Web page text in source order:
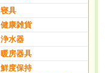
寝具
健康雑貨
浄水器
暖房器具
鮮度保持